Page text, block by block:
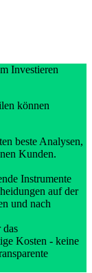
Investieren
können
beste Analysen,
Kunden.
Instrumente
auf der
und nach
Kosten - keine